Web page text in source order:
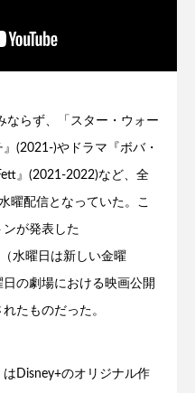
ならず、「スター・ウォー
(2021-)やドラマ『ボバ・
』(2021-2022)など、全
曜配信となっていた。こ
が発表した
（水曜日は新しい金曜
の劇場における映画公開
たものだった。
Disney+のオリジナル作